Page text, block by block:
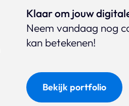
Klaar om jouw
Neem vandaag nog
kan betekenen!
Bekijk portfolio